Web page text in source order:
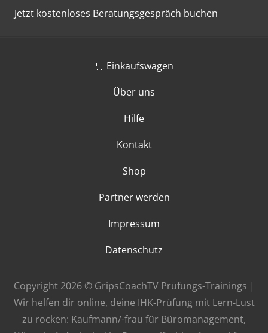
Jetzt kostenloses Beratungsgespräch buchen
🛒 Einkaufswagen
Über uns
Hilfe
Kontakt
Shop
Partner werden
Impressum
Datenschutz
Copyright 2026 © GripsCoachTV Prüfungs-Trainings |
Wir helfen dir online, deine IHK-Prüfung mit Lern-Lust
zu rocken: Kaufmann/-frau für Büromanagement,